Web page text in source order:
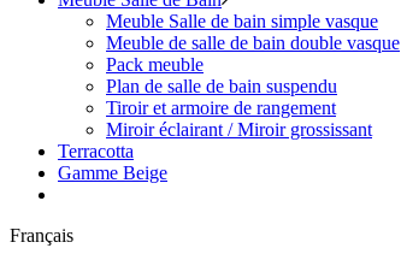
Meuble Salle de bain simple vasque
Meuble de salle de bain double vasque
Pack meuble
Plan de salle de bain suspendu
Tiroir et armoire de rangement
Miroir éclairant / Miroir grossissant
Terracotta
Gamme Beige
Français